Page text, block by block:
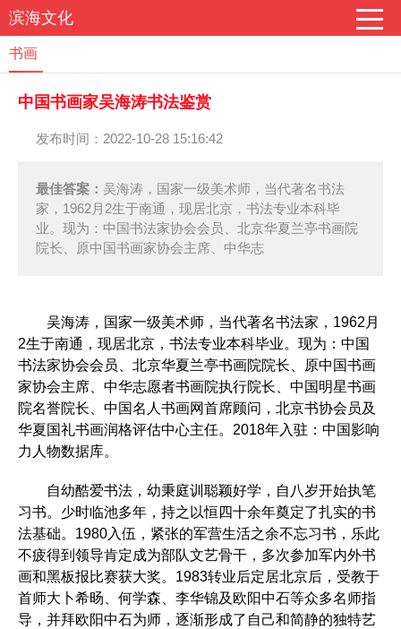
滨海文化
书画
中国书画家吴海涛书法鉴赏
发布时间：2022-10-28 15:16:42
最佳答案： 吴海涛，国家一级美术师，当代著名书法
家，1962月2生于南通，现居北京，书法专业本科毕
业。现为：中国书法家协会会员、北京华夏兰亭书画院
院长、原中国书画家协会主席、中华志
吴海涛，国家一级美术师，当代著名书法家，1962月
2生于南通，现居北京，书法专业本科毕业。现为：中国
书法家协会会员、北京华夏兰亭书画院院长、原中国书画
家协会主席、中华志愿者书画院执行院长、中国明星书画
院名誉院长、中国名人书画网首席顾问，北京书协会员及
华夏国礼书画润格评估中心主任。2018年入驻：中国影响
力人物数据库。
自幼酷爱书法，幼秉庭训聪颖好学，自八岁开始执笔
习书。少时临池多年，持之以恒四十余年奠定了扎实的书
法基础。1980入伍，紧张的军营生活之余不忘习书，乐此
不疲得到领导肯定成为部队文艺骨干，多次参加军内外书
画和黑板报比赛获大奖。1983转业后定居北京后，受教于
首师大卜希旸、何学森、李华锦及欧阳中石等众多名师指
导，并拜欧阳中石为师，逐渐形成了自己和简静的独特艺